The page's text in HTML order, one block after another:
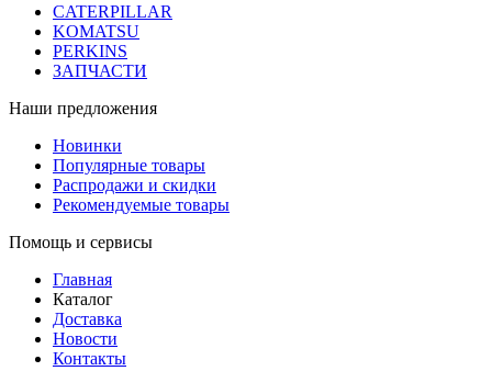
CATERPILLAR
KOMATSU
PERKINS
ЗАПЧАСТИ
Наши предложения
Новинки
Популярные товары
Распродажи и скидки
Рекомендуемые товары
Помощь и сервисы
Главная
Каталог
Доставка
Новости
Контакты